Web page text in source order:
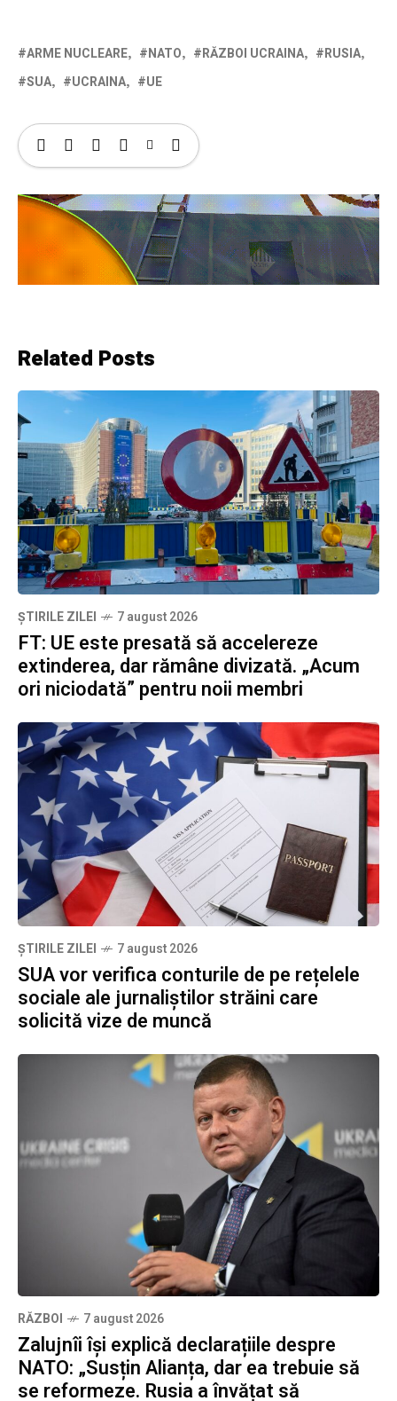
ARME NUCLEARE NATO RĂZBOI UCRAINA
RUSIA
SUA
UCRAINA UE
Related Posts
ȘTIRILE ZILEI 7 august 2026
FT: UE este presată să accelereze
extinderea, dar rămâne divizată. „Acum
ori niciodată” pentru noii membri
ȘTIRILE ZILEI 7 august 2026
SUA vor verifica conturile de pe rețelele
sociale ale jurnaliștilor străini care
solicită vize de muncă
RĂZBOI 7 august 2026
Zalujnîi își explică declarațiile despre
NATO: „Susțin Alianța, dar ea trebuie să
se reformeze. Rusia a învățat să